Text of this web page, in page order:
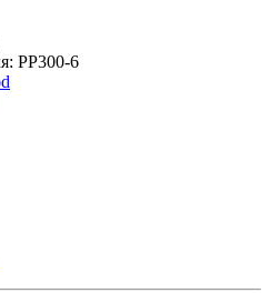
PP300-6